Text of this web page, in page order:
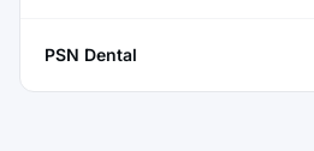
PSN Dental